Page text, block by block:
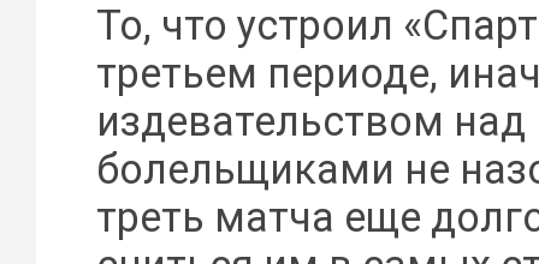
То, что устроил
третьем периоде,
издевательством над
болельщиками не
треть матча еще